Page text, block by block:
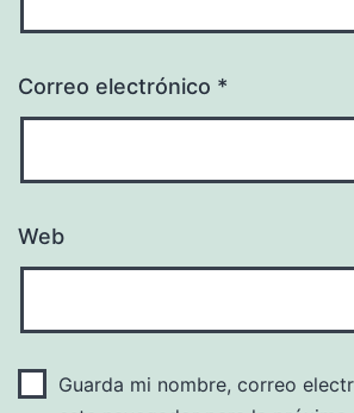
Correo electrónico *
Web
Guarda mi nombre, correo